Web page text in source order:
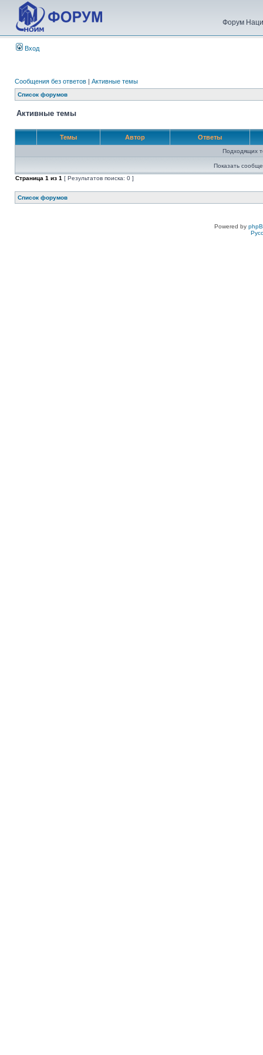
Форум
Вход
Сообщения без ответов | Активные темы
Список форумов
Активные темы
Темы Автор Ответы
Подходящих
Показать
Страница 1 из 1 [ Результатов поиска: 0 ]
Список форумов
Powered by